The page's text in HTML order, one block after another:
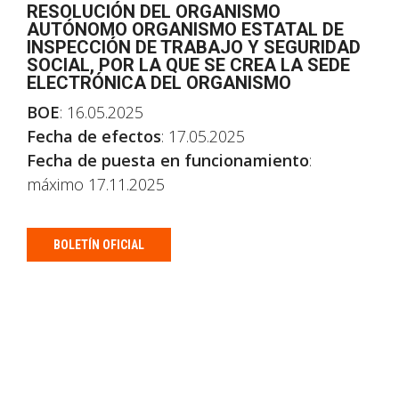
RESOLUCIÓN DEL ORGANISMO
AUTÓNOMO ORGANISMO ESTATAL DE
INSPECCIÓN DE TRABAJO Y SEGURIDAD
SOCIAL, POR LA QUE SE CREA LA SEDE
ELECTRÓNICA DEL ORGANISMO
BOE: 16.05.2025
Fecha de efectos: 17.05.2025
Fecha de puesta en funcionamiento:
máximo 17.11.2025
BOLETÍN OFICIAL